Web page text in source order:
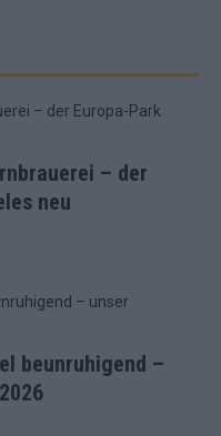
– der
neu
beunruhigend –